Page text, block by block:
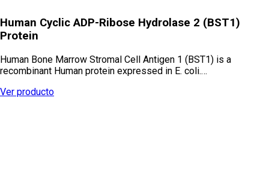
Human Cyclic ADP-Ribose Hydrolase 2 (BST1)
Protein
Human Bone Marrow Stromal Cell Antigen 1 (BST1) is a
recombinant Human protein expressed in E. coli.…
Ver producto